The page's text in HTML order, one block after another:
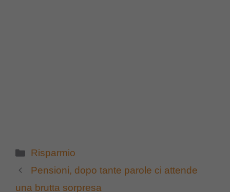
Categorie
Risparmio
Pensioni, dopo tante parole ci attende
una brutta sorpresa